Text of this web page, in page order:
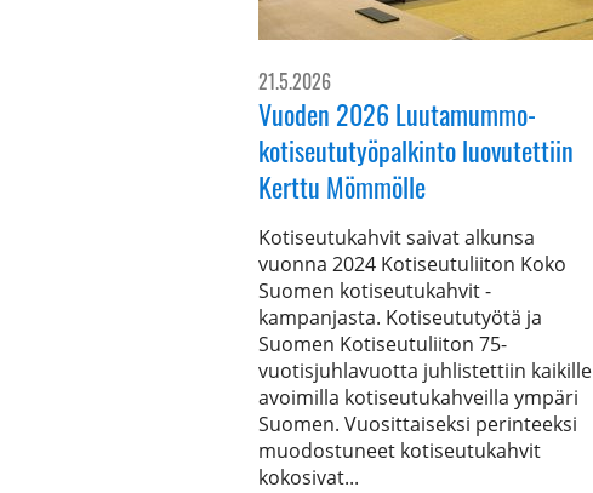
21.5.2026
Vuoden 2026 Luutamummo-
kotiseututyöpalkinto luovutettiin
Kerttu Mömmölle
Kotiseutukahvit saivat alkunsa
vuonna 2024 Kotiseutuliiton Koko
Suomen kotiseutukahvit -
kampanjasta. Kotiseututyötä ja
Suomen Kotiseutuliiton 75-
vuotisjuhlavuotta juhlistettiin kaikille
avoimilla kotiseutukahveilla ympäri
Suomen. Vuosittaiseksi perinteeksi
muodostuneet kotiseutukahvit
kokosivat...